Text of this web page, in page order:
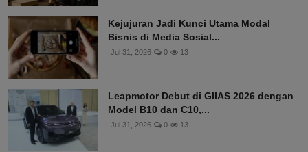
Kejujuran Jadi Kunci Utama Modal
Bisnis di Media Sosial...
Jul 31, 2026 0 13
Leapmotor Debut di GIIAS 2026 dengan
Model B10 dan C10,...
Jul 31, 2026 0 13